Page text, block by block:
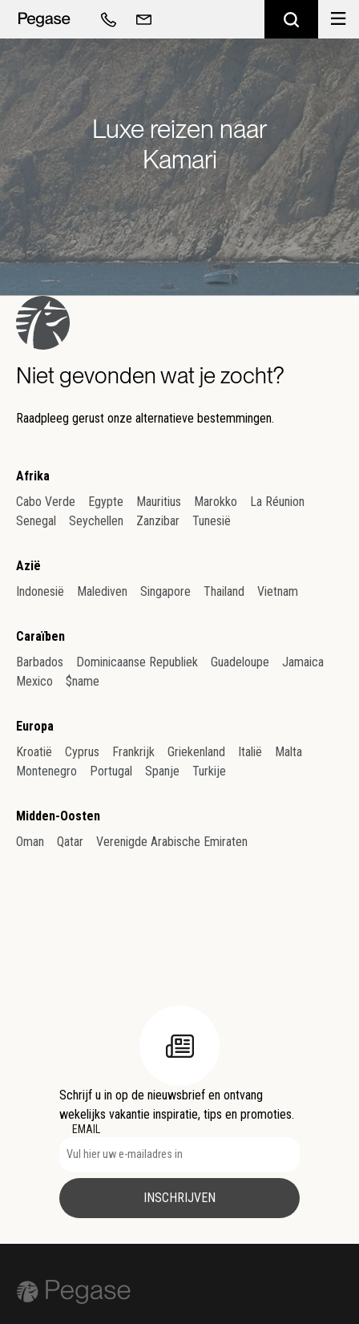
Luxe reizen naar
Kamari
Niet gevonden wat je zocht?
Raadpleeg gerust onze alternatieve bestemmingen.
Afrika
Cabo Verde
Egypte Mauritius Marokko
La Réunion
Senegal
Seychellen Zanzibar Tunesië
Azië
Indonesië
Malediven Singapore Thailand Vietnam
Caraïben
Barbados
Dominicaanse Republiek Guadeloupe
Jamaica
Mexico
$name
Europa
Kroatië
Cyprus Frankrijk Griekenland Italië
Malta
Montenegro
Portugal Spanje Turkije
Midden-Oosten
Oman
Qatar Verenigde Arabische Emiraten
Schrijf u in op de nieuwsbrief en ontvang
wekelijks vakantie inspiratie, tips en promoties.
EMAIL
INSCHRIJVEN